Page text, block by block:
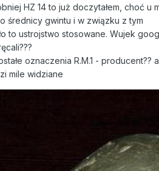
HZ 14 to już doczytałem, choć u
średnicy gwintu i w związku z tym
to ustrojstwo stosowane. Wujek
oznaczenia R.M.1 - producent??
mile widziane